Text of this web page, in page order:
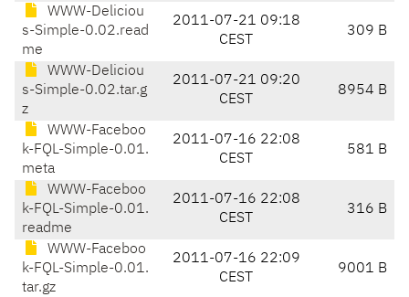
WWW-Deliciou
s-Simple-0.02.read
me
2011-07-21 09:18
CEST
309 B
WWW-Deliciou
s-Simple-0.02.tar.g
z
2011-07-21 09:20
CEST
8954 B
WWW-Faceboo
k-FQL-Simple-0.01.
meta
2011-07-16 22:08
CEST
581 B
WWW-Faceboo
k-FQL-Simple-0.01.
readme
2011-07-16 22:08
CEST
316 B
WWW-Faceboo
k-FQL-Simple-0.01.
tar.gz
2011-07-16 22:09
CEST
9001 B